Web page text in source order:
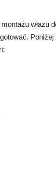
włazu
Poniżej